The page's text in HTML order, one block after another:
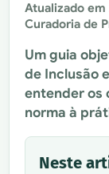
Atualizado em
Curadoria de
Um guia
de Inclusão
entender os
norma à
Neste